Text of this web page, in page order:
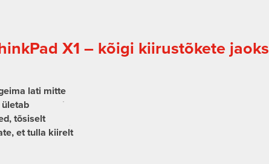
X1 – kõigi kiirustõkete jaoks
lati mitte
tõsiselt
et tulla kiirelt